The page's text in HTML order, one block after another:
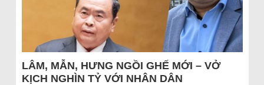
LÂM, MẪN, HƯNG NGỒI GHẾ MỚI – VỞ
KỊCH NGHÌN TỶ VỚI NHÂN DÂN